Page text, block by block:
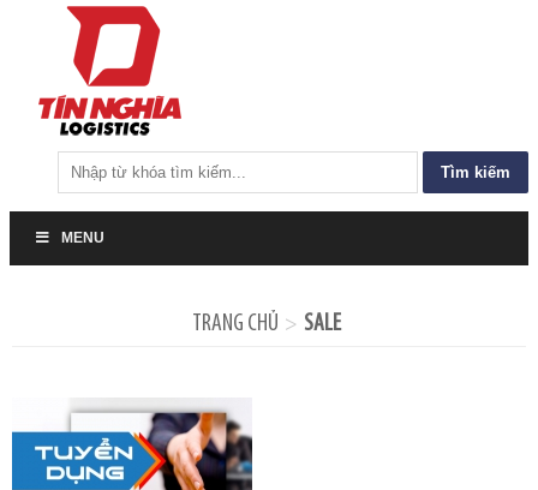
kiếm
MENU
TRANG CHỦ > SALE